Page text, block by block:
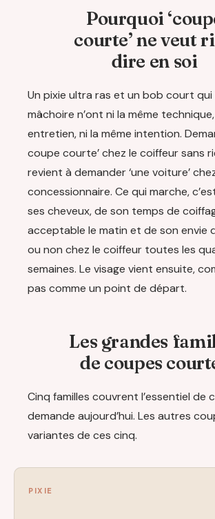
Pourquoi
courte’ ne veut
dire en soi
Un pixie ultra ras et un bob court qui
mâchoire n’ont ni la même
entretien, ni la même intention.
coupe courte’ chez le coiffeur sans
revient à demander ‘une voiture’
concessionnaire. Ce qui marche,
ses cheveux, de son temps de
acceptable le matin et de son envie
ou non chez le coiffeur toutes les
semaines. Le visage vient ensuite,
pas comme un point de départ.
Les grandes
de coupes
Cinq familles couvrent l’essentiel de
demande aujourd’hui. Les autres
variantes de ces cinq.
PIXIE